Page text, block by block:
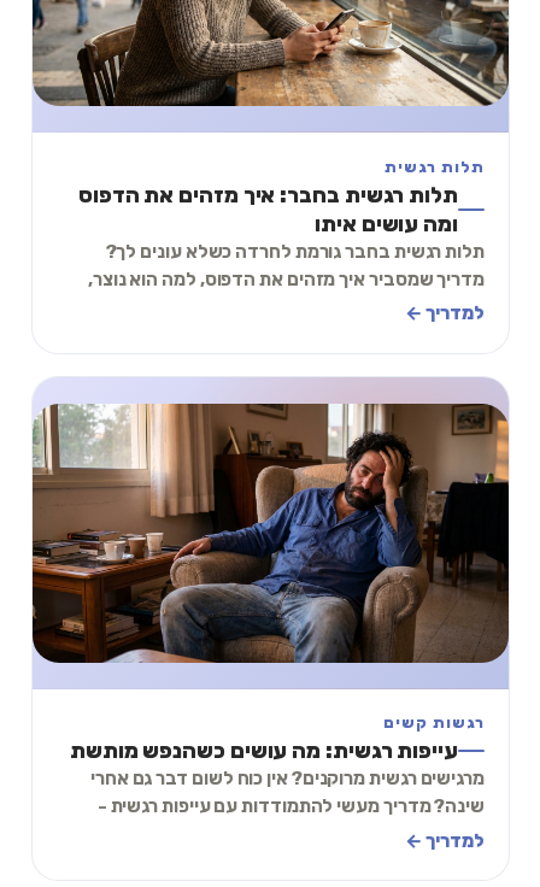
תלות רגשית
תלות רגשית בחבר: איך מזהים את הדפוס
ומה עושים איתו
תלות רגשית בחבר גורמת לחרדה כשלא עונים לך?
מדריך שמסביר איך מזהים את הדפוס, למה הוא נוצר,
ותרגיל קצר שמחזיר לך שקט בלי לחכות להודעה.
למדריך ←
רגשות קשים
עייפות רגשית: מה עושים כשהנפש מותשת
מרגישים רגשית מרוקנים? אין כוח לשום דבר גם אחרי
שינה? מדריך מעשי להתמודדות עם עייפות רגשית -
הסימנים, הסיבות, וכלים להתאוששות.
למדריך ←